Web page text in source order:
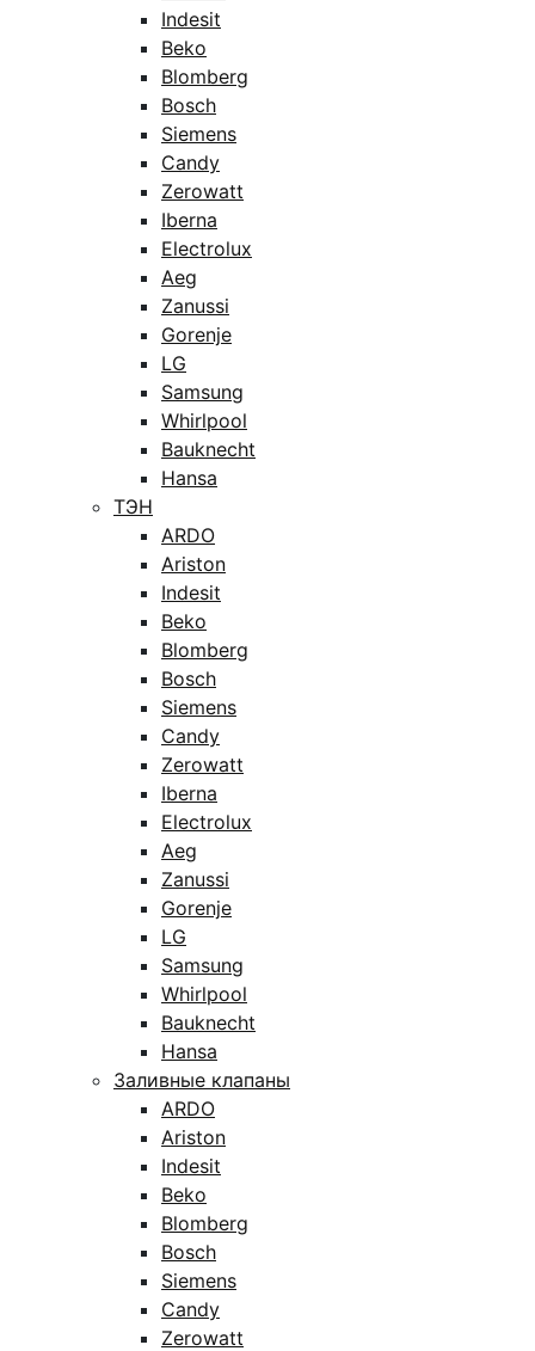
Indesit
Beko
Blomberg
Bosch
Siemens
Candy
Zerowatt
Iberna
Electrolux
Aeg
Zanussi
Gorenje
LG
Samsung
Whirlpool
Bauknecht
Hansa
ТЭН
ARDO
Ariston
Indesit
Beko
Blomberg
Bosch
Siemens
Candy
Zerowatt
Iberna
Electrolux
Aeg
Zanussi
Gorenje
LG
Samsung
Whirlpool
Bauknecht
Hansa
Заливные клапаны
ARDO
Ariston
Indesit
Beko
Blomberg
Bosch
Siemens
Candy
Zerowatt